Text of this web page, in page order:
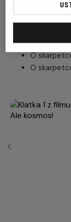
O
O
O
O
O